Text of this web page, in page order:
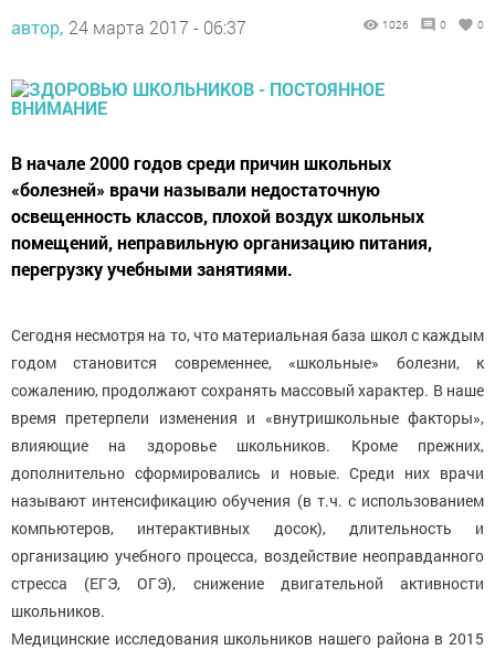
автор, 24 марта 2017 - 06:37 1026 0 0
В начале 2000 годов среди причин школьных
«болезней» врачи называли недостаточную
освещенность классов, плохой воздух школьных
помещений, неправильную организацию питания,
перегрузку учебными занятиями.
Сегодня несмотря на то, что материальная база школ с каждым
годом становится современнее, «школьные» болезни, к
сожалению, продолжают сохранять массовый характер. В наше
время претерпели изменения и «внутришкольные факторы»,
влияющие на здоровье школьников. Кроме прежних,
дополнительно сформировались и новые. Среди них врачи
называют интенсификацию обучения (в т.ч. с использованием
компьютеров, интерактивных досок), длительность и
организацию учебного процесса, воздействие неоправданного
стресса (ЕГЭ, ОГЭ), снижение двигательной активности
школьников.
Медицинские исследования школьников нашего района в 2015